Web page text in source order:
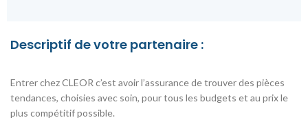
Descriptif de votre partenaire :
Entrer chez CLEOR c’est avoir l’assurance de trouver des pièces
tendances, choisies avec soin, pour tous les budgets et au prix le
plus compétitif possible.